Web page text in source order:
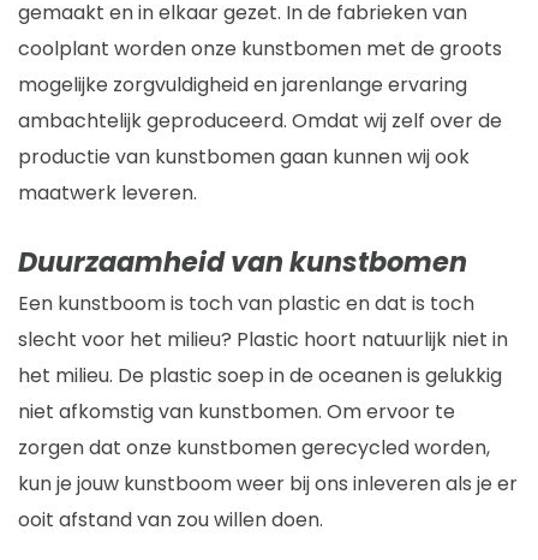
gemaakt en in elkaar gezet. In de fabrieken van
coolplant worden onze kunstbomen met de groots
mogelijke zorgvuldigheid en jarenlange ervaring
ambachtelijk geproduceerd. Omdat wij zelf over de
productie van kunstbomen gaan kunnen wij ook
maatwerk leveren.
Duurzaamheid van kunstbomen
Een kunstboom is toch van plastic en dat is toch
slecht voor het milieu? Plastic hoort natuurlijk niet in
het milieu. De plastic soep in de oceanen is gelukkig
niet afkomstig van kunstbomen. Om ervoor te
zorgen dat onze kunstbomen gerecycled worden,
kun je jouw kunstboom weer bij ons inleveren als je er
ooit afstand van zou willen doen.